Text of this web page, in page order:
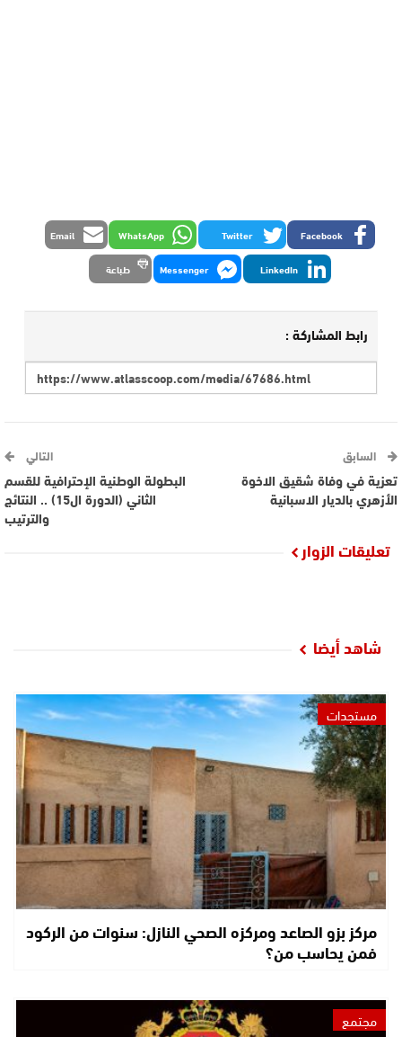
Facebook
Twitter
WhatsApp
Email
LinkedIn
Messenger طباعة
رابط المشاركة :
السابق
تعزية في وفاة شقيق الاخوة
الأزهري بالديار الاسبانية
التالي
البطولة الوطنية الإحترافية للقسم
الثاني (الدورة ال15) .. النتائج
والترتيب
تعليقات الزوار
شاهد أيضا
مستجدات
مركز بزو الصاعد ومركزه الصحي النازل: سنوات من الركود
فمن يحاسب من؟
مجتمع